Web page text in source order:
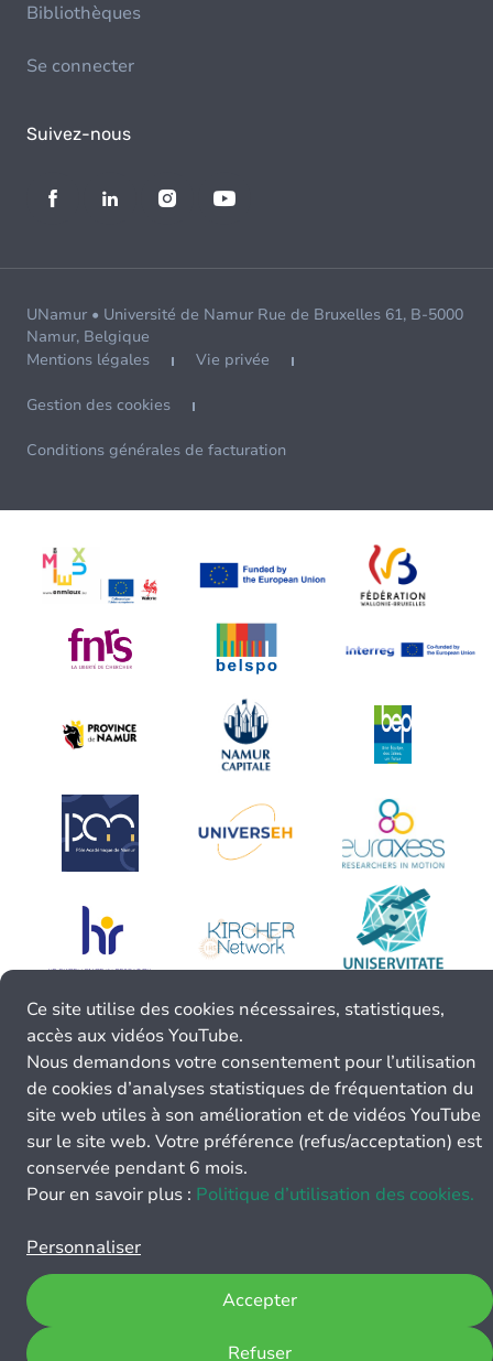
Bibliothèques
Se connecter
Suivez-nous
UNamur • Université de Namur Rue de Bruxelles 61, B-5000
Namur, Belgique
Mentions légales
Vie privée
Gestion des cookies
Conditions générales de facturation
Ce site utilise des cookies nécessaires, statistiques,
accès aux vidéos YouTube.
Nous demandons votre consentement pour l’utilisation
de cookies d’analyses statistiques de fréquentation du
site web utiles à son amélioration et de vidéos YouTube
sur le site web. Votre préférence (refus/acceptation) est
conservée pendant 6 mois.
Pour en savoir plus : Politique d’utilisation des cookies.
Personnaliser
Refuser
Accepter